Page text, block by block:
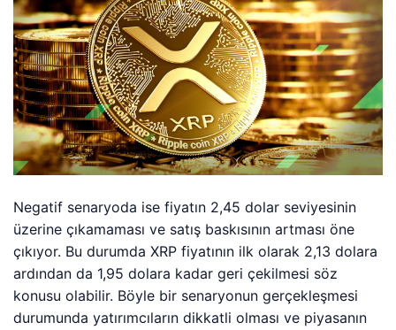
Negatif senaryoda ise fiyatın 2,45 dolar seviyesinin
üzerine çıkamaması ve satış baskısının artması öne
çıkıyor. Bu durumda XRP fiyatının ilk olarak 2,13 dolara
ardından da 1,95 dolara kadar geri çekilmesi söz
konusu olabilir. Böyle bir senaryonun gerçekleşmesi
durumunda yatırımcıların dikkatli olması ve piyasanın